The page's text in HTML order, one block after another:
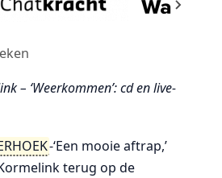
– ‘Weerkommen’: cd en live-
-‘Een mooie aftrap,’
terug op de